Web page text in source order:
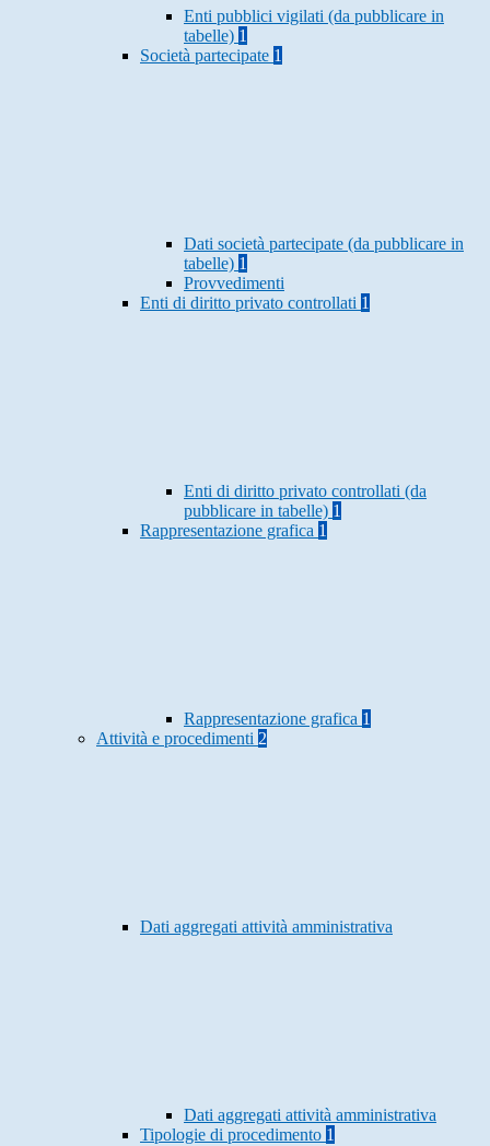
Enti pubblici vigilati (da pubblicare in
tabelle) 1
Società partecipate 1
Dati società partecipate (da pubblicare in
tabelle) 1
Provvedimenti
Enti di diritto privato controllati 1
Enti di diritto privato controllati (da
pubblicare in tabelle) 1
Rappresentazione grafica 1
Rappresentazione grafica 1
Attività e procedimenti 2
Dati aggregati attività amministrativa
Dati aggregati attività amministrativa
Tipologie di procedimento 1